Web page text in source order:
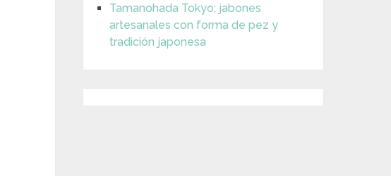
Tamanohada Tokyo: jabones
artesanales con forma de pez y
tradición japonesa